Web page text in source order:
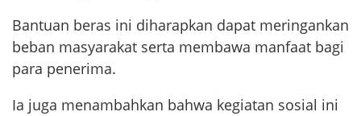
Bantuan beras ini diharapkan dapat meringankan
beban masyarakat serta membawa manfaat bagi
para penerima.
Ia juga menambahkan bahwa kegiatan sosial ini